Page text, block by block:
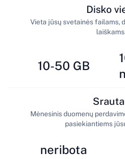
10-50 GB
Disko
Vieta jūsų svetainės failams,
neribota
Mėnesinis duomenų
pasiekiantiems